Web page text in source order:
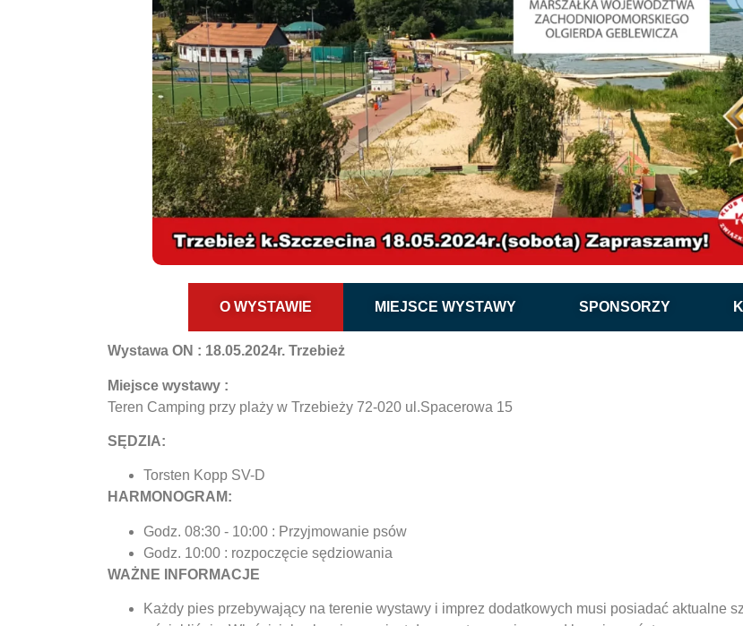
O WYSTAWIE MIEJSCE WYSTAWY SPONSORZY
Wystawa ON : 18.05.2024r. Trzebież
Miejsce wystawy :
Teren Camping przy plaży w Trzebieży 72-020 ul.Spacerowa 15
SĘDZIA:
Torsten Kopp SV-D
HARMONOGRAM:
Godz. 08:30 - 10:00 : Przyjmowanie psów
Godz. 10:00 : rozpoczęcie sędziowania
WAŻNE INFORMACJE
Każdy pies przebywający na terenie wystawy i imprez dodatkowych musi posiadać aktualne